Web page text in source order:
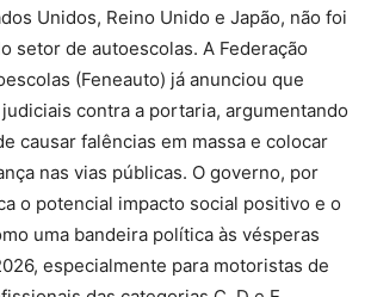
Unidos, Reino Unido e Japão, não foi
setor de autoescolas. A Federação
(Feneauto) já anunciou que
contra a portaria, argumentando
causar falências em massa e colocar
nas vias públicas. O governo, por
o potencial impacto social positivo e o
uma bandeira política às vésperas
especialmente para motoristas de